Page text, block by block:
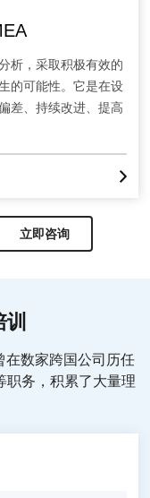
析，采取积极有效的
的可能性。它是在设
差、持续改进、提高
立即咨询
在数家跨国公司历任
职务，积累了大量理